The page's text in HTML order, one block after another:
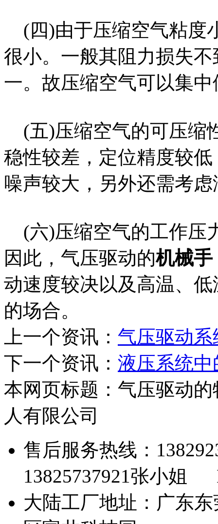
(四)由于压缩空气粘度
很小。一般其阻力损失
一。故压缩空气可以集
(五)压缩空气的可压缩
稳性较差，定位精度较
噪声较大，另外还需考
(六)压缩空气的工作压
因此，气压驱动的机械手
动速度较决以及高温、
的场合。
上一个资讯： 气压驱动
下一个资讯： 液压系统
本网页标题：气压驱动
人有限公司
售后服务热线：
13825737921张小姐
大陆工厂地址：广东